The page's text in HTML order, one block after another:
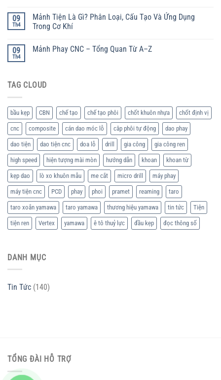
09
Th4
Mảnh Tiện Là Gì? Phân Loại, Cấu Tạo Và Ứng Dụng
Trong Cơ Khí
09
Th4
Mảnh Phay CNC – Tổng Quan Từ A–Z
TAG CLOUD
bầu kẹp CBN chế tạo chế tạo phôi chốt khuôn nhựa chốt định vị
cnc composite cán dao móc lỗ câp phôi tự động dao phay
dao tiện dao tiện cnc doa lỗ drill gia công gia công ren
high speed hiện tượng mài mòn hướng dẫn khoan khoan từ
kẹp dao lò xo khuôn mẫu me cắt micro drill máy phay
máy tiện cnc PCD phay phoi pramet reaming taro
taro xoắn yamawa taro yamawa thương hiệu yamawa tin tức Tiện
tiện ren Vertex yamawa ê tô thuỷ lực đầu kẹp đọc thông số
DANH MỤC
Tin Tức (140)
TỔNG ĐÀI HỖ TRỢ